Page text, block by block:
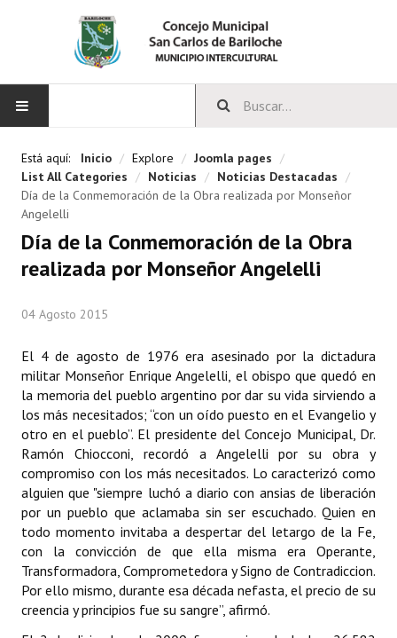
CONCEJO
Bloques Políticos
Integrantes del Concejo
Comisiones Permanentes
Concejales Mandato Cumplido
Programas
LEGISLACIÓN
Constitución Nacional
Constitución Provincial
Carta Orgánica 2007
Reglamento Interno
Está aquí: Inicio / Explore / Joomla pages /
List All Categories / Noticias / Noticias Destacadas /
Día de la Conmemoración de la Obra realizada por Monseñor
Angelelli
Día de la Conmemoración de la Obra
realizada por Monseñor Angelelli
04 Agosto 2015
El 4 de agosto de 1976 era asesinado por la dictadura
militar Monseñor Enrique Angelelli, el obispo que quedó en
la memoria del pueblo argentino por dar su vida sirviendo a
los más necesitados; “con un oído puesto en el Evangelio y
otro en el pueblo”. El presidente del Concejo Municipal, Dr.
Ramón Chiocconi, recordó a Angelelli ​por su obra y
compromiso con los más necesitados. Lo caracterizó como
alguien que "siempre luchó a diario con ansias de liberación
por un pueblo que aclamaba sin ser escuchado. Quien en
todo momento invitaba a despertar del letargo de la Fe,
con la convicción de que ella misma era Operante,
Transformadora, Comprometedora y Signo de Contradiccion.
Por ello mismo, durante esa década nefasta, el precio de su
creencia y principios fue su sangre”, afirmó.